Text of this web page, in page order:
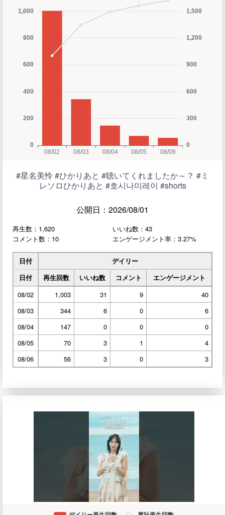
#星名美怜 #ひかりあと #聴いてくれましたか～？ #ミ
レソロひかりあと #호시나미레이 #shorts
公開日：2026/08/01
再生数：1,620
いいね数：43
コメント数：10
エンゲージメント率：3.27%
日付
デイリー
日付
再生回数 いいね数 コメント
エンゲージメント
08/02
1,003 31 9
40
08/03
344 6 0
6
08/04
147 0 0
0
08/05
70 3 1
4
08/06
56 3 0 3